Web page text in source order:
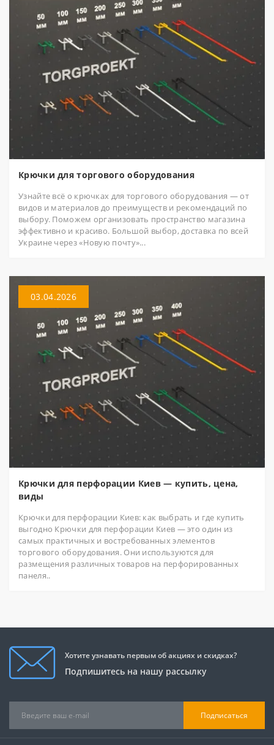
Крючки для торгового оборудования
Узнайте всё о крючках для торгового оборудования — от
видов и материалов до преимуществ и рекомендаций по
выбору. Поможем организовать пространство магазина
эффективно и красиво. Большой выбор, доставка по всей
Украине через «Новую почту»...
03.04.2026
Крючки для перфорации Киев — купить, цена,
виды
Крючки для перфорации Киев: как выбрать и где купить
выгодно Крючки для перфорации Киев — это один из
самых практичных и востребованных элементов
торгового оборудования. Они используются для
размещения различных товаров на перфорированных
панеля..
Хотите узнавать первым об акциях и скидках?
Подпишитесь на нашу рассылку
Подписаться